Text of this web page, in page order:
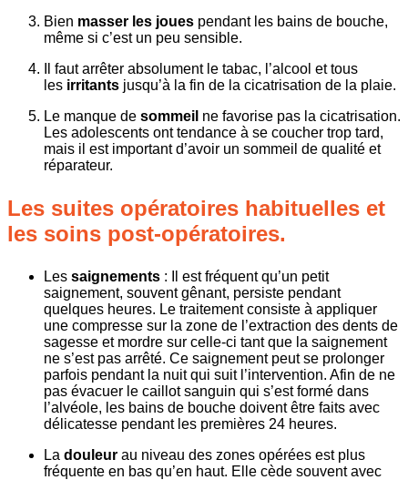
Bien masser les joues pendant les bains de bouche,
même si c’est un peu sensible.
Il faut arrêter absolument le tabac, l’alcool et tous
les irritants jusqu’à la fin de la cicatrisation de la plaie.
Le manque de sommeil ne favorise pas la cicatrisation.
Les adolescents ont tendance à se coucher trop tard,
mais il est important d’avoir un sommeil de qualité et
réparateur.
Les suites opératoires habituelles et
les soins post-opératoires.
Les saignements : Il est fréquent qu’un petit
saignement, souvent gênant, persiste pendant
quelques heures. Le traitement consiste à appliquer
une compresse sur la zone de l’extraction des dents de
sagesse et mordre sur celle-ci tant que la saignement
ne s’est pas arrêté. Ce saignement peut se prolonger
parfois pendant la nuit qui suit l’intervention. Afin de ne
pas évacuer le caillot sanguin qui s’est formé dans
l’alvéole, les bains de bouche doivent être faits avec
délicatesse pendant les premières 24 heures.
La douleur au niveau des zones opérées est plus
fréquente en bas qu’en haut. Elle cède souvent avec